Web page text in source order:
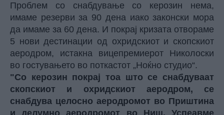
Проблем со снабдување со керозин нема,
имаме резерви за 90 дена иако законски мора
да имаме за 60 дена. И покрај кризата отвораме
5 нови дестинации од охридскиот и скопскиот
аеродром, истакна вицепремиерот Николоски
во гостувањето во поткастот „Ноќно студио“.
"Со керозин покрај тоа што се снабдуваат
скопскиот и охридскиот аеродром, се
снабдува целосно аеродромот во Приштина
и делумно аеродромот во Ниш. Успеавме